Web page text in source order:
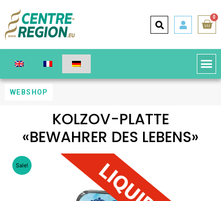
0
WEBSHOP
KOLZOV-PLATTE
«BEWAHRER DES LEBENS»
Sale!